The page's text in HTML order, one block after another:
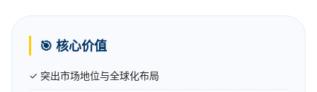
🎯 核心价值
✓ 突出市场地位与全球化布局